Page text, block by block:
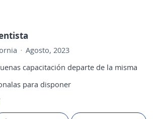
Agosto, 2023
capacitación departe de la misma
para disponer